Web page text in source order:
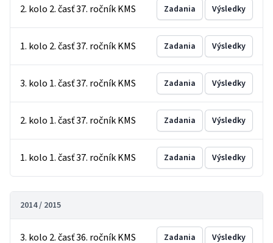
2. kolo 2. časť 37. ročník KMS Zadania Výsledky
1. kolo 2. časť 37. ročník KMS Zadania Výsledky
3. kolo 1. časť 37. ročník KMS Zadania Výsledky
2. kolo 1. časť 37. ročník KMS Zadania Výsledky
1. kolo 1. časť 37. ročník KMS Zadania Výsledky
2014 / 2015
3. kolo 2. časť 36. ročník KMS Zadania Výsledky